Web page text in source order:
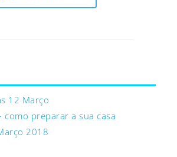
12 Março
como preparar a sua casa
2018